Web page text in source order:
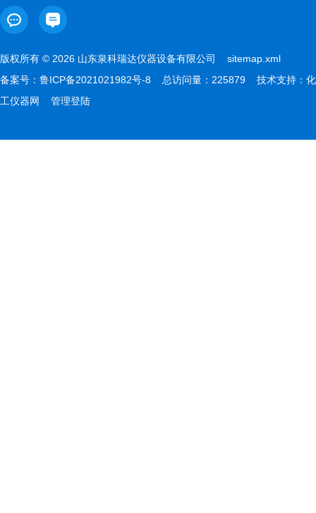
版权所有 © 2026 山东泉科瑞达仪器设备有限公司 sitemap.xml
备案号： 鲁ICP备2021021982号-8 总访问量：225879 技术支持： 化
工仪器网
管理登陆